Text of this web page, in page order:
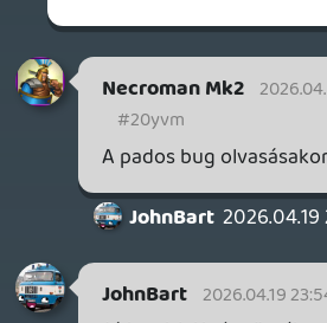
progress mehet a kukába - nekem
másfél órányi gyűjtögetnivalóm
levesbe, mert egy padra rakott
onnan már nem tudtam felállni,
tölthettem vissza az előző állást.
Ha a fejlesztők tényleg komolyan
gondolják a hosszútávú post-
cuccot, talán ránézek majd ~fél-egy
múlva, de egyelőre egyszerűen nincs